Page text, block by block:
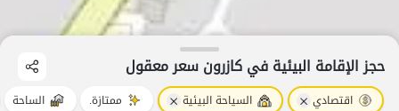
حجز الإقامة البيئية في کازرون سعر معقول
اقتصادي السياحة البيئية ممتازة. الساحة